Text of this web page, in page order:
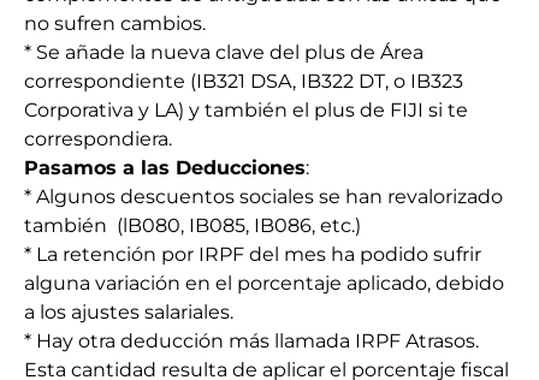
no sufren cambios.
* Se añade la nueva clave del plus de Área
correspondiente (IB321 DSA, IB322 DT, o IB323
Corporativa y LA) y también el plus de FIJI si te
correspondiera.
Pasamos a las Deducciones:
* Algunos descuentos sociales se han revalorizado
también (lB080, IB085, IB086, etc.)
* La retención por IRPF del mes ha podido sufrir
alguna variación en el porcentaje aplicado, debido
a los ajustes salariales.
* Hay otra deducción más llamada IRPF Atrasos.
Esta cantidad resulta de aplicar el porcentaje fiscal